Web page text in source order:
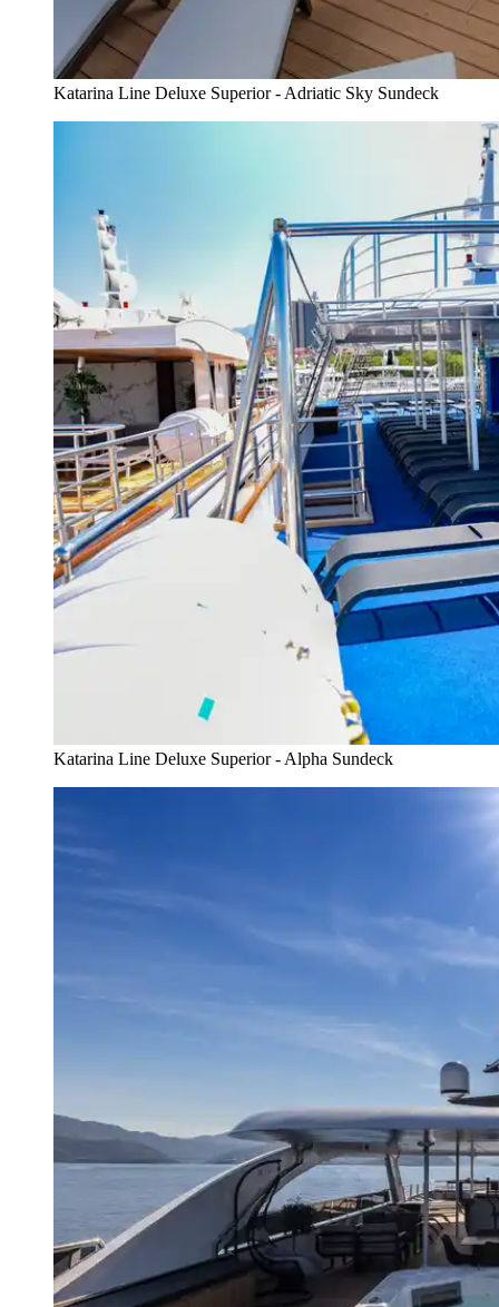
Katarina Line Deluxe Superior - Adriatic Sky Sundeck
Katarina Line Deluxe Superior - Alpha Sundeck